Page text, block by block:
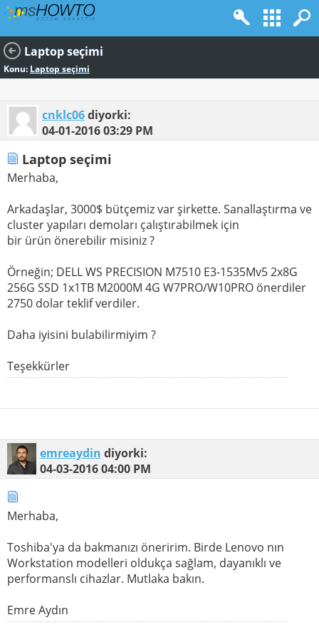
Laptop seçimi
Konu: Laptop seçimi
cnklc06diyorki:
04-01-201603:29 PM
Laptop seçimi
Merhaba,
Arkadaşlar, 3000$ bütçemiz var şirkette. Sanallaştırma ve
cluster yapıları demoları çalıştırabilmek için
bir ürün önerebilir misiniz ?
Örneğin; DELL WS PRECISION M7510 E3-1535Mv5 2x8G
256G SSD 1x1TB M2000M 4G W7PRO/W10PRO önerdiler
2750 dolar teklif verdiler.
Daha iyisini bulabilirmiyim ?
Teşekkürler
emreaydin diyorki:
04-03-201604:00 PM
Merhaba,
Toshiba'ya da bakmanızı öneririm. Birde Lenovo nın
Workstation modelleri oldukça sağlam, dayanıklı ve
performanslı cihazlar. Mutlaka bakın.
Emre Aydın